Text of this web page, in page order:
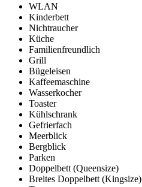
WLAN
Kinderbett
Nichtraucher
Küche
Familienfreundlich
Grill
Bügeleisen
Kaffeemaschine
Wasserkocher
Toaster
Kühlschrank
Gefrierfach
Meerblick
Bergblick
Parken
Doppelbett (Queensize)
Breites Doppelbett (Kingsize)